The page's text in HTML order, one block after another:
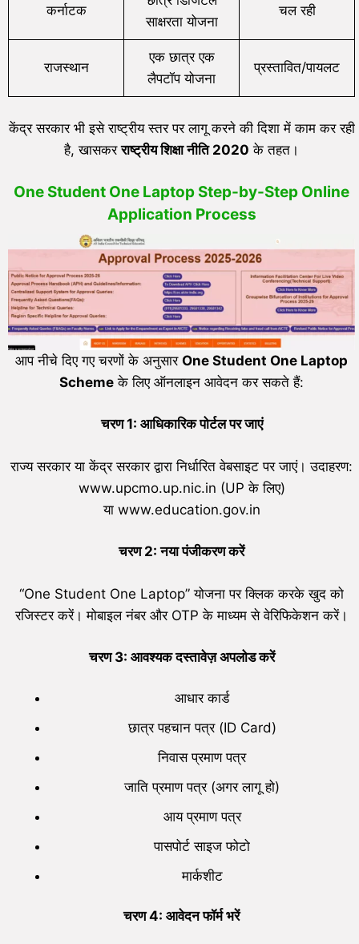
कर्नाटक
साक्षरता योजना
चल रही
राजस्थान
एक छात्र एक
लैपटॉप योजना
प्रस्तावित/पायलट
केंद्र सरकार भी इसे राष्ट्रीय स्तर पर लागू करने की दिशा में काम कर रही
है, खासकरराष्ट्रीय शिक्षा नीति 2020 के तहत।
One Student One Laptop Step-by-Step Online
Application Process
आप नीचे दिए गए चरणों के अनुसार One Student One Laptop
Scheme के लिए ऑनलाइन आवेदन कर सकते हैं:
चरण1: आधिकारिक पोर्टल पर जाएं
राज्य सरकार या केंद्र सरकार द्वारा निर्धारित वेबसाइट पर जाएं। उदाहरण:
www.upcmo.up.nic.in (UP के लिए)
या www.education.gov.in
चरण2:नया पंजीकरण करें
“One Student One Laptop” योजना पर क्लिक करके खुद को
रजिस्टर करें। मोबाइल नंबर और OTP के माध्यम से वेरिफिकेशन करें।
चरण3: आवश्यक दस्तावेज़ अपलोड करें
आधार कार्ड
छात्र पहचान पत्र (ID Card)
निवास प्रमाण पत्र
जाति प्रमाण पत्र (अगर लागू हो)
आय प्रमाण पत्र
पासपोर्ट साइज फोटो
मार्कशीट
चरण4: आवेदन फॉर्म भरें